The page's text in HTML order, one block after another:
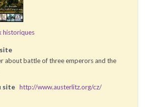
historiques
about battle of three emperors and the
site http://www.austerlitz.org/cz/